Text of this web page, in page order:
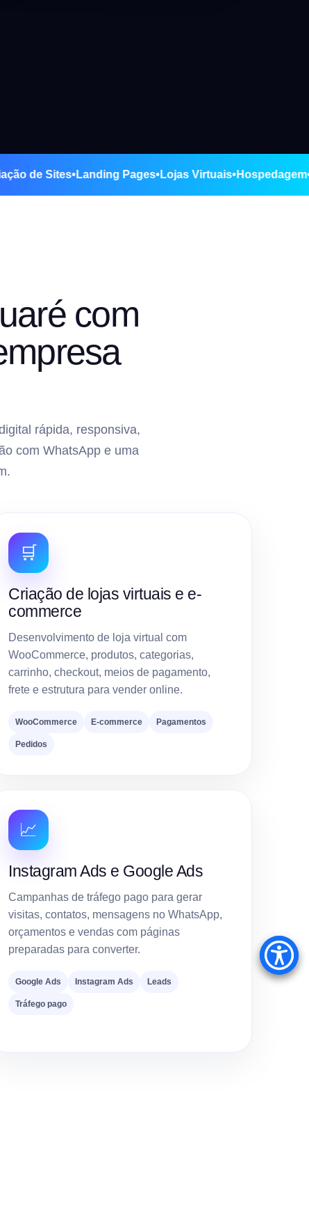
•Criação de Sites•Landing Pages•Lojas Virtuais•
com
rápida, responsiva,
com WhatsApp e uma
🛒
Criação de lojas virtuais e e-
commerce
Desenvolvimento de loja virtual com
WooCommerce, produtos, categorias,
carrinho, checkout, meios de pagamento,
frete e estrutura para vender online.
WooCommerce E-commerce Pagamentos
Pedidos
📈
Instagram Ads e Google Ads
Campanhas de tráfego pago para gerar
visitas, contatos, mensagens no WhatsApp,
orçamentos e vendas com páginas
preparadas para converter.
Google Ads Instagram Ads Leads
Tráfego pago